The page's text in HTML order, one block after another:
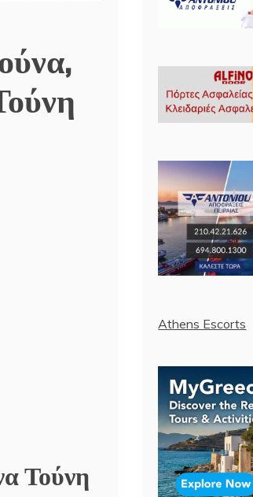
Τούνη
Athens Escorts